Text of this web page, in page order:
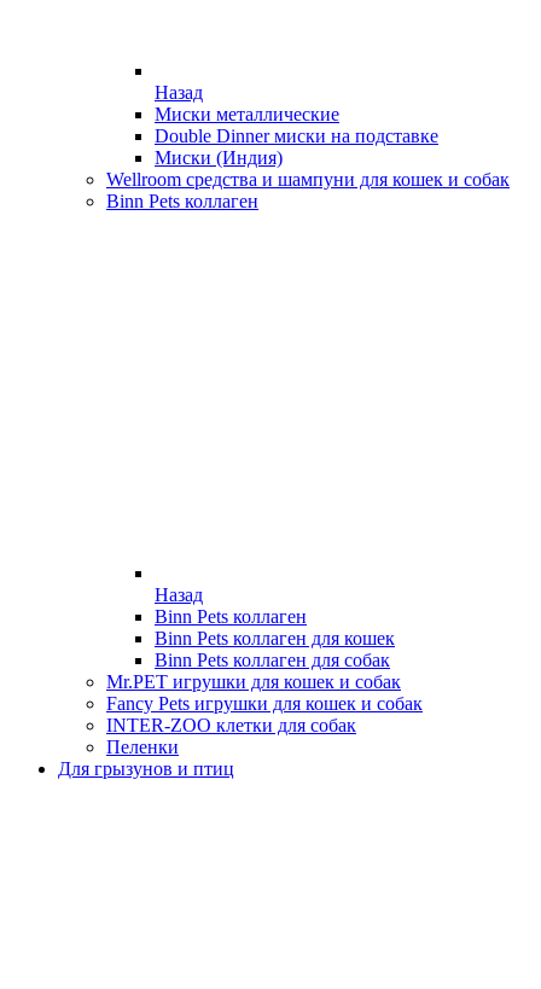
Назад
Миски металлические
Double Dinner миски на подставке
Миски (Индия)
Wellroom средства и шампуни для кошек и собак
Binn Pets коллаген
Назад
Binn Pets коллаген
Binn Pets коллаген для кошек
Binn Pets коллаген для собак
Mr.PET игрушки для кошек и собак
Fancy Pets игрушки для кошек и собак
INTER-ZOO клетки для собак
Пеленки
Для грызунов и птиц